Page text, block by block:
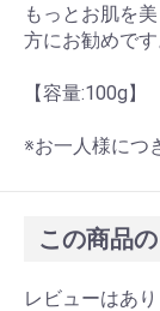
もっとお肌を
方にお勧めです
【容量:100g】
※お一人様につ
この商品
レビューはあり